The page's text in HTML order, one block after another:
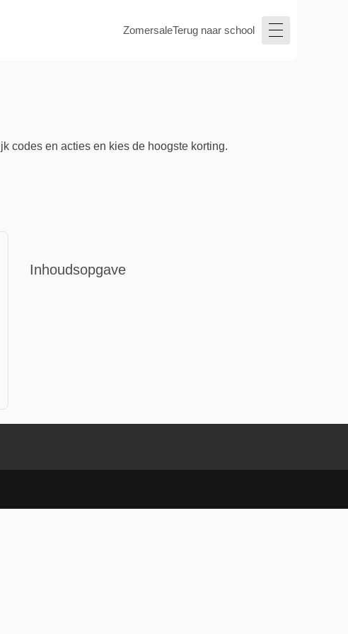
ZomersaleTerug naar school
codes en acties en kies de hoogste korting.
Inhoudsopgave